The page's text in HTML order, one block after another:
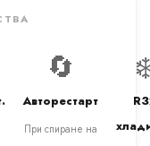
🔄
Авторестарт
При спиране на